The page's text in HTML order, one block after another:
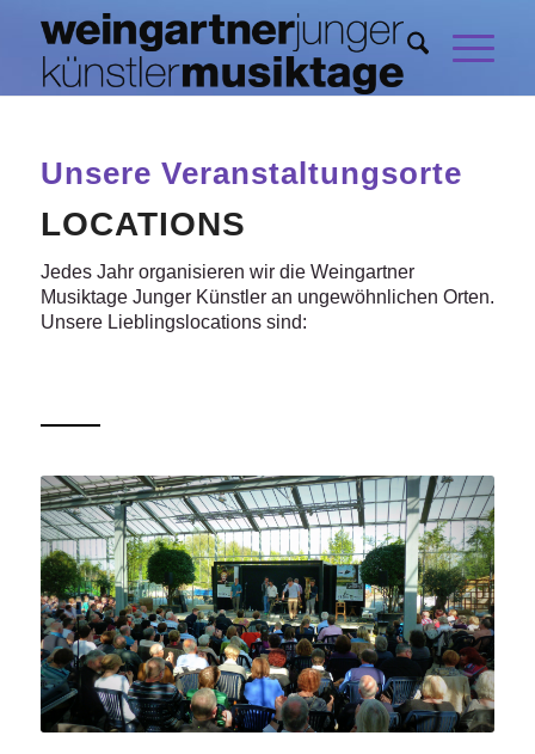
Unsere Veranstaltungsorte
LOCATIONS
Jedes Jahr organisieren wir die Weingartner
Musiktage Junger Künstler an ungewöhnlichen Orten.
Unsere Lieblingslocations sind: